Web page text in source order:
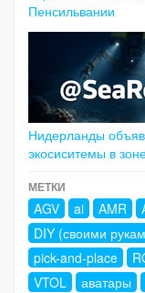
Пенсильвании
Нидерланды
экосиситемы в
МЕТКИ
AGV ai AMR
DIY (своими
pick-and-place
VTOL
аватары